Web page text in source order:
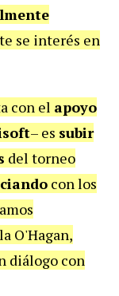
se interés en
con el apoyo
– es subir
del torneo
con los
O'Hagan,
diálogo con